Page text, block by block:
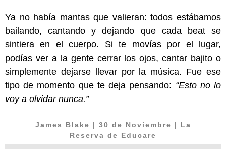
Ya no había mantas que valieran: todos estábamos
bailando, cantando y dejando que cada beat se
sintiera en el cuerpo. Si te movías por el lugar,
podías ver a la gente cerrar los ojos, cantar bajito o
simplemente dejarse llevar por la música. Fue ese
tipo de momento que te deja pensando: “Esto no lo
voy a olvidar nunca.”
James Blake | 30 de Noviembre | La
Reserva de Educare